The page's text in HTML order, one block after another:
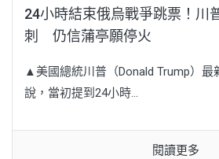
24小時結束俄烏戰爭跳票！川
刺 仍信蒲亭願停火
▲美國總統川普（Donald Trump）最
說，當初提到24小時...
閱讀更多